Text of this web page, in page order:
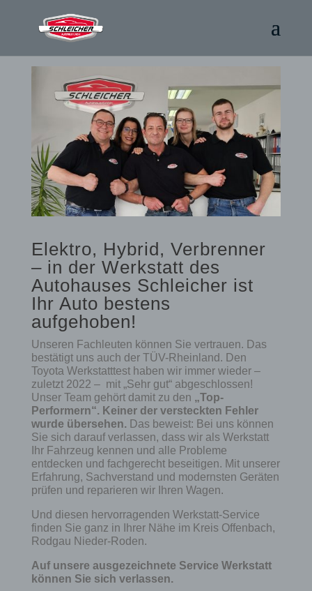
Elektro, Hybrid, Verbrenner
– in der Werkstatt des
Autohauses Schleicher ist
Ihr Auto bestens
aufgehoben!
Unseren Fachleuten können Sie vertrauen. Das
bestätigt uns auch der TÜV-Rheinland. Den
Toyota Werkstatttest haben wir immer wieder –
zuletzt 2022 – mit „Sehr gut“ abgeschlossen!
Unser Team gehört damit zu den „Top-
Performern“. Keiner der versteckten Fehler
wurde übersehen. Das beweist: Bei uns können
Sie sich darauf verlassen, dass wir als Werkstatt
Ihr Fahrzeug kennen und alle Probleme
entdecken und fachgerecht beseitigen. Mit unserer
Erfahrung, Sachverstand und modernsten Geräten
prüfen und reparieren wir Ihren Wagen.
Und diesen hervorragenden Werkstatt-Service
finden Sie ganz in Ihrer Nähe im Kreis Offenbach,
Rodgau Nieder-Roden.
Auf unsere ausgezeichnete Service Werkstatt
können Sie sich verlassen.